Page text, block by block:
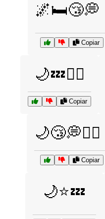
🌌🛏️😴💭
Copiar
🌙💤🧘‍♂️
Copiar
🌙😴💭🧘‍♀️
Copiar
🌙⭐💤